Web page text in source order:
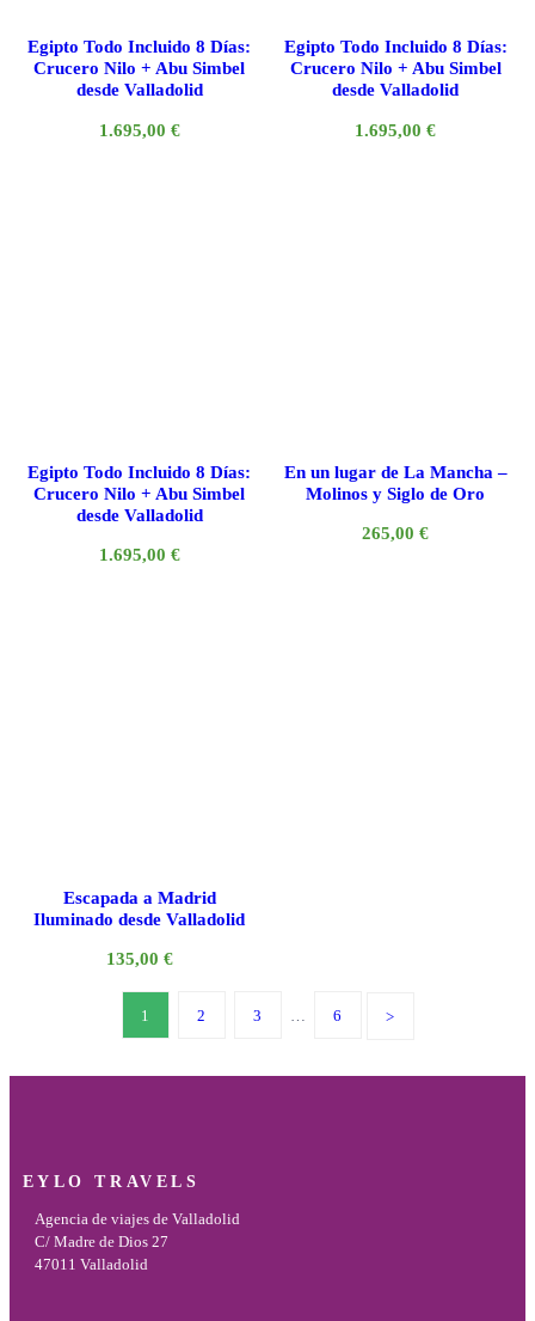
Egipto Todo Incluido 8 Días:
Crucero Nilo + Abu Simbel
desde Valladolid
1.695,00 €
Egipto Todo Incluido 8 Días:
Crucero Nilo + Abu Simbel
desde Valladolid
1.695,00€
Egipto Todo Incluido 8 Días:
Crucero Nilo + Abu Simbel
desde Valladolid
1.695,00 €
En un lugar de La Mancha –
Molinos y Siglo de Oro
265,00€
Escapada a Madrid
Iluminado desde Valladolid
135,00 €
1 2 3 … 6
EYLO TRAVELS
Agencia de viajes de Valladolid
C/ Madre de Dios 27
47011 Valladolid